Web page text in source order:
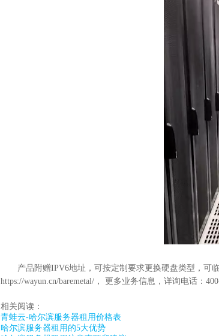
产品附赠IPV6地址，可按定制要求更换硬盘类型，可临
https://wayun.cn/baremetal/， 更多业务信息，详询电话：400-
相关阅读：
青蛙云-哈尔滨服务器租用价格表
哈尔滨服务器租用的5大优势